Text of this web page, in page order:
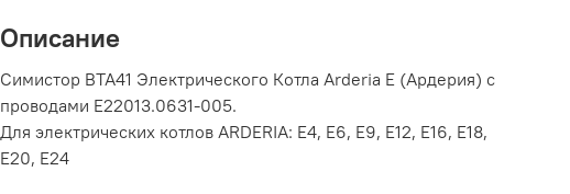
Описание
Симистор BTA41 Электрического Котла Arderia E (Ардерия) с
проводами E22013.0631-005.
Для электрических котлов ARDERIA: Е4, Е6, Е9, Е12, Е16, Е18,
Е20, Е24